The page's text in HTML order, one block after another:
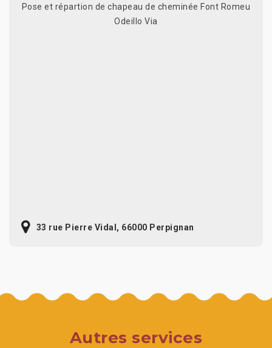
Pose et répartion de chapeau de cheminée Font Romeu
Odeillo Via
33 rue Pierre Vidal, 66000 Perpignan
Autres services